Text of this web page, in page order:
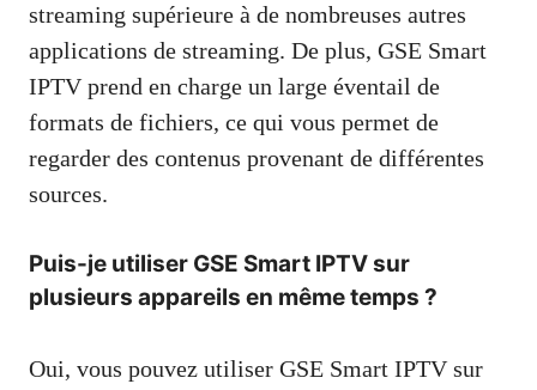
streaming supérieure à de nombreuses autres
applications de streaming. De plus, GSE Smart
IPTV prend en charge un large éventail de
formats de fichiers, ce qui vous permet de
regarder des contenus provenant de différentes
sources.
Puis-je utiliser GSE Smart IPTV sur
plusieurs appareils en même temps ?
Oui, vous pouvez utiliser GSE Smart IPTV sur